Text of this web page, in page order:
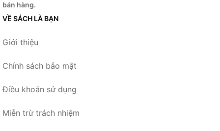
bán hàng.
VỀ SÁCH LÀ BẠN
Giới thiệu
Chính sách bảo mật
Điều khoản sử dụng
Miễn trừ trách nhiệm